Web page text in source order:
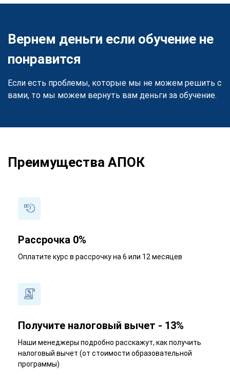
Вернем деньги если обучение не
понравится
Если есть проблемы, которые мы не можем решить с
вами, то мы можем вернуть вам деньги за обучение.
Преимущества АПОК
Рассрочка 0%
Оплатите курс в рассрочку на 6 или 12 месяцев
Получите налоговый вычет - 13%
Наши менеджеры подробно расскажут, как получить
налоговый вычет (от стоимости образовательной
программы)